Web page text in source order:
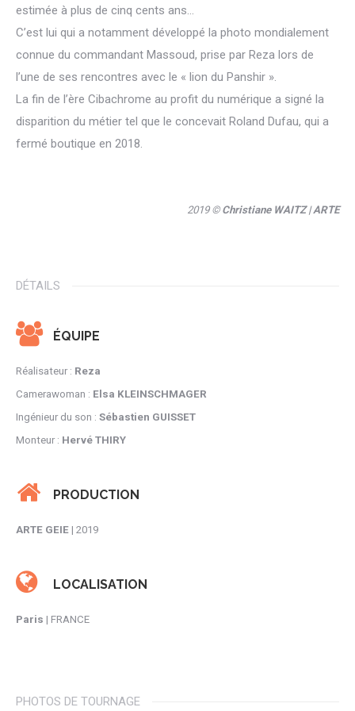
estimée à plus de cinq cents ans…
C’est lui qui a notamment développé la photo mondialement
connue du commandant Massoud, prise par Reza lors de
l’une de ses rencontres avec le « lion du Panshir ».
La fin de l’ère Cibachrome au profit du numérique a signé la
disparition du métier tel que le concevait Roland Dufau, qui a
fermé boutique en 2018.
2019 © Christiane WAITZ| ARTE
DÉTAILS
ÉQUIPE
Réalisateur : Reza
Camerawoman : Elsa KLEINSCHMAGER
Ingénieur du son : Sébastien GUISSET
Monteur : Hervé THIRY
PRODUCTION
ARTE GEIE | 2019
LOCALISATION
Paris | FRANCE
PHOTOS DE TOURNAGE